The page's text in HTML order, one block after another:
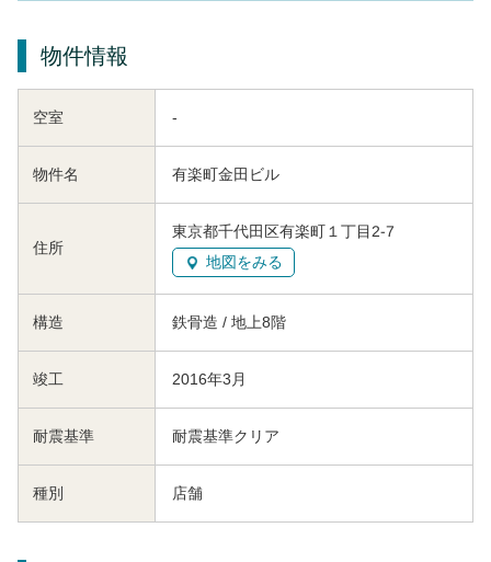
物件情報
空室 -
物件名 有楽町金田ビル
住所
東京都千代田区有楽町１丁目2-7
地図をみる
構造 鉄骨造 / 地上8階
竣工 2016年3月
耐震基準 耐震基準クリア
種別 店舗